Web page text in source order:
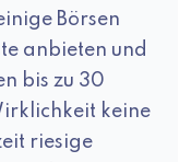
Börsen
anbieten und
bis zu 30
keine
riesige